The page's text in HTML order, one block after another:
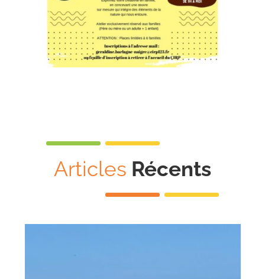
Articles Récents